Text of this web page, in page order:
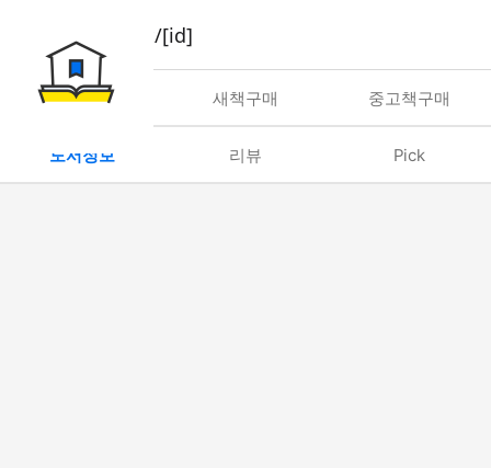
book/rent/[id]
대여 새책구매 중고책구매
도서정보 리뷰 Pick